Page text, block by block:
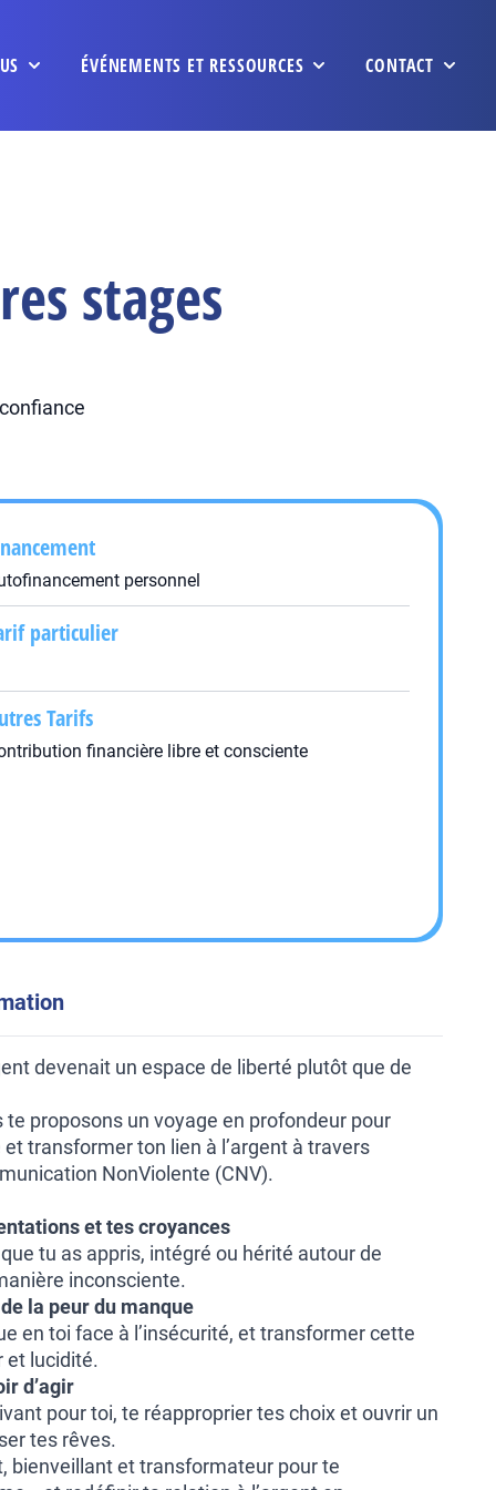
ÉVÉNEMENTS ET RESSOURCES CONTACT
stages
personnel
particulier
Tarifs
financière libre et consciente
devenait un espace de liberté plutôt que de
te proposons un voyage en profondeur pour
transformer ton lien à l’argent à travers
NonViolente (CNV).
et tes croyances
tu as appris, intégré ou hérité autour de
inconsciente.
la peur du manque
en toi face à l’insécurité, et transformer cette
et lucidité.
d’agir
pour toi, te réapproprier tes choix et ouvrir un
tes rêves.
bienveillant et transformateur pour te